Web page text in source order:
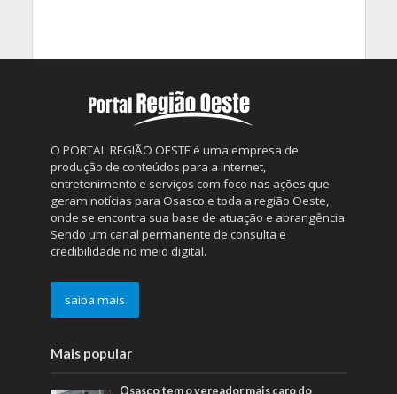
O PORTAL REGIÃO OESTE é uma empresa de
produção de conteúdos para a internet,
entretenimento e serviços com foco nas ações que
geram notícias para Osasco e toda a região Oeste,
onde se encontra sua base de atuação e abrangência.
Sendo um canal permanente de consulta e
credibilidade no meio digital.
saiba mais
Mais popular
Osasco tem o vereador mais caro do